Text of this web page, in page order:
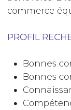
commerce
PROFIL
Bonnes
Bonnes